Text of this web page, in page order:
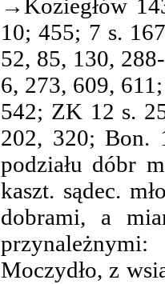
→Koziegłów
10; 455; 7 s.
52, 85, 130,
6, 273, 609,
542; ZK 12 s.
202, 320; Bon.
podziału dóbr
kaszt. sądec.
dobrami, a
Moczydło, z